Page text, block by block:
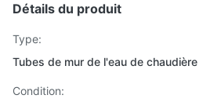
Détails du produit
Type:
Tubes de mur de l'eau de chaudière
Condition: